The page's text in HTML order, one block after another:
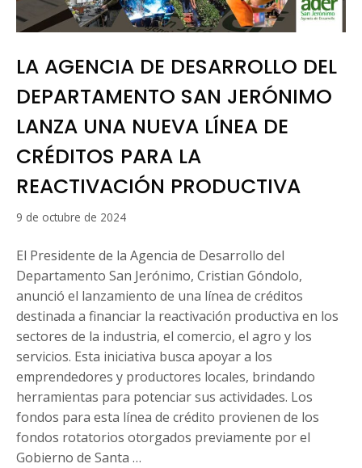
LA AGENCIA DE DESARROLLO DEL
DEPARTAMENTO SAN JERÓNIMO
LANZA UNA NUEVA LÍNEA DE
CRÉDITOS PARA LA
REACTIVACIÓN PRODUCTIVA
9 de octubre de 20249
octubre
de
2024
El Presidente de la Agencia de Desarrollo del
Departamento San Jerónimo, Cristian Góndolo,
anunció el lanzamiento de una línea de créditos
destinada a financiar la reactivación productiva en los
sectores de la industria, el comercio, el agro y los
servicios. Esta iniciativa busca apoyar a los
emprendedores y productores locales, brindando
herramientas para potenciar sus actividades. Los
fondos para esta línea de crédito provienen de los
fondos rotatorios otorgados previamente por el
Gobierno de Santa …